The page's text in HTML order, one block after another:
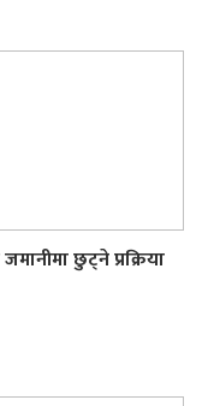
छुट्ने प्रक्रिया